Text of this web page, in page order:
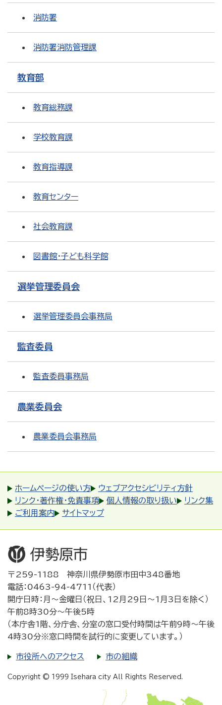
消防署
消防署消防管理課
教育部
教育総務課
学校教育課
教育指導課
教育センター
社会教育課
図書館・子ども科学館
選挙管理委員会
選挙管理委員会事務局
監査委員
監査委員事務局
農業委員会
農業委員会事務局
ホームページの使い方
ウェブアクセシビリティ方針
リンク・著作権・免責事項
個人情報の取り扱い
リンク集
ご利用案内
サイトマップ
〒259-1188 神奈川県伊勢原市田中348番地
電話：0463-94-4711（代表）
開庁日時：月～金曜日（祝日、12月29日～1月3日を除く）
午前8時30分～午後5時
（本庁舎1階、分庁舎、分室の窓口受付時間は午前9時～午後
4時30分※窓口時間を試行的に変更しています。）
市役所へのアクセス 市の組織
Copyright © 1999 Isehara city All Rights Reserved.